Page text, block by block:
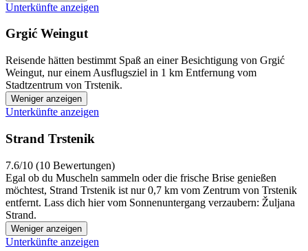
Unterkünfte anzeigen
Grgić Weingut
Reisende hätten bestimmt Spaß an einer Besichtigung von Grgić
Weingut, nur einem Ausflugsziel in 1 km Entfernung vom
Stadtzentrum von Trstenik.
Weniger anzeigen
Unterkünfte anzeigen
Strand Trstenik
7.6/10 (10 Bewertungen)
Egal ob du Muscheln sammeln oder die frische Brise genießen
möchtest, Strand Trstenik ist nur 0,7 km vom Zentrum von Trstenik
entfernt. Lass dich hier vom Sonnenuntergang verzaubern: Žuljana
Strand.
Weniger anzeigen
Unterkünfte anzeigen